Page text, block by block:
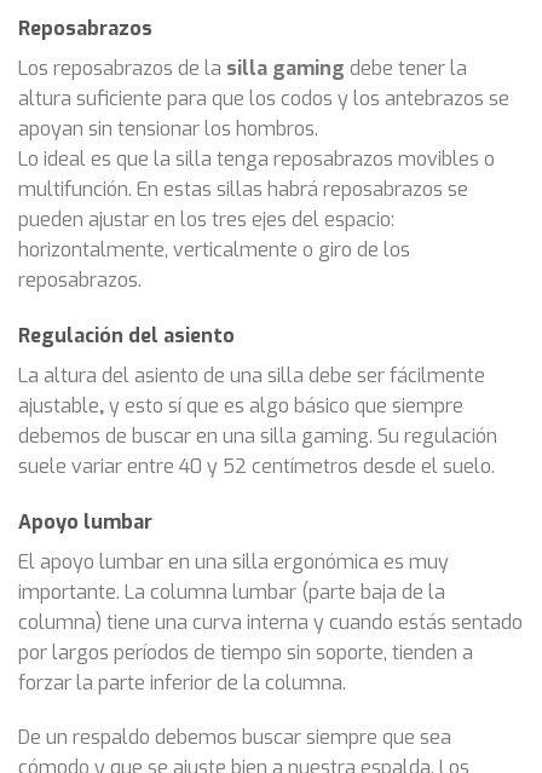
Reposabrazos
Los reposabrazos de la silla gaming debe tener la
altura suficiente para que los codos y los antebrazos se
apoyan sin tensionar los hombros.
Lo ideal es que la silla tenga reposabrazos movibles o
multifunción. En estas sillas habrá reposabrazos se
pueden ajustar en los tres ejes del espacio:
horizontalmente, verticalmente o giro de los
reposabrazos.
Regulación del asiento
La altura del asiento de una silla debe ser fácilmente
ajustable,y esto sí que es algo básico que siempre
debemos de buscar en una silla gaming. Su regulación
suele variar entre 40 y 52 centímetros desde el suelo.
Apoyo lumbar
El apoyo lumbar en una silla ergonómica es muy
importante. La columna lumbar (parte baja de la
columna) tiene una curva interna y cuando estás sentado
por largos períodos de tiempo sin soporte, tienden a
forzar la parte inferior de la columna.
De un respaldo debemos buscar siempre que sea